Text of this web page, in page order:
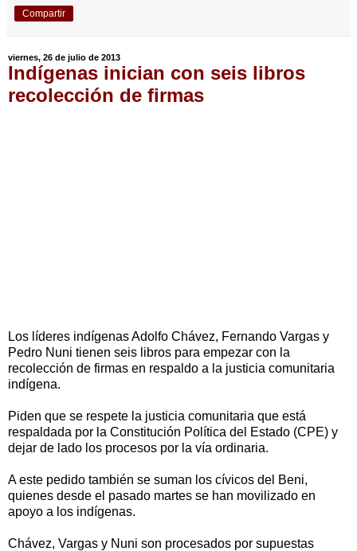
Compartir
viernes, 26 de julio de 2013
Indígenas inician con seis libros
recolección de firmas
Los líderes indígenas Adolfo Chávez, Fernando Vargas y
Pedro Nuni tienen seis libros para empezar con la
recolección de firmas en respaldo a la justicia comunitaria
indígena.
Piden que se respete la justicia comunitaria que está
respaldada por la Constitución Política del Estado (CPE) y
dejar de lado los procesos por la vía ordinaria.
A este pedido también se suman los cívicos del Beni,
quienes desde el pasado martes se han movilizado en
apoyo a los indígenas.
Chávez, Vargas y Nuni son procesados por supuestas